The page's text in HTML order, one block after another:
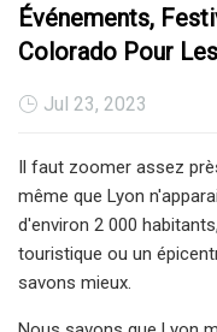
Événements,
Colorado Pour
Jul 23, 2023
Il faut zoomer assez
même que Lyon
d'environ 2 000
touristique ou un
savons mieux.